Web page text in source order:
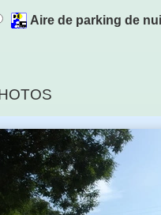
Aire de parking de